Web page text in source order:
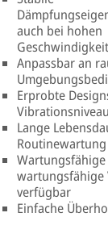
auch bei hohen
Anpassbar an
Erprobte
Vibrationsniveau
Lange
wartungsfähige
verfügbar
Einfache